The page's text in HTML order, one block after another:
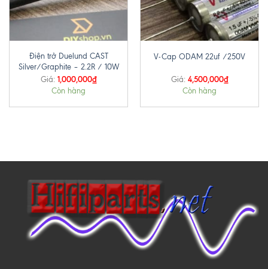
Điện trở Duelund CAST
Silver/Graphite – 2.2R / 10W
Giá: 1,000,000₫
Còn hàng
V-Cap ODAM 22uf /250V
Giá: 4,500,000₫
Còn hàng